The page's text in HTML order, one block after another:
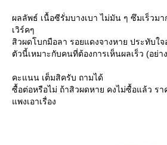
ผลลัพธ์ เนื้อซีรั่มบางเบา ไม่มัน ๆ ซึมเร็วม
เวิร์คๆ
สิวผดโบกมือลา รอยแดงจางหาย ประทับใจ
ตัวนี้เหมาะกับคนที่ต้องการเห็นผลเร็ว (อย่า
คะแนน เต็มสิครับ ถามได้
ซื้อต่อหรือไม่ ถ้าสิวผดหาย คงไม่ซื้อแล้ว ร
แพงเอาเรื่อง